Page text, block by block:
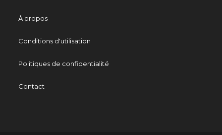
À propos
Conditions d'utilisation
Politiques de confidentialité
Contact